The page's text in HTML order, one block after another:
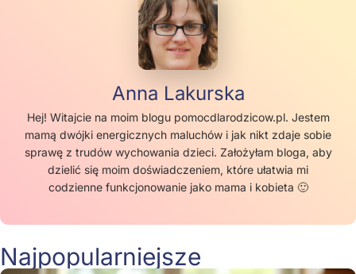
Anna Lakurska
Hej! Witajcie na moim blogu pomocdlarodzicow.pl. Jestem
mamą dwójki energicznych maluchów i jak nikt zdaje sobie
sprawę z trudów wychowania dzieci. Założyłam bloga, aby
dzielić się moim doświadczeniem, które ułatwia mi
codzienne funkcjonowanie jako mama i kobieta 🙂
Najpopularniejsze